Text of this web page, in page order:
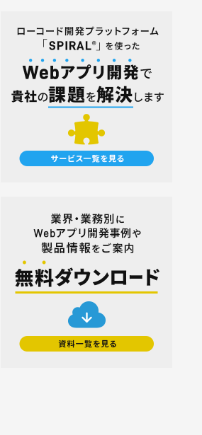
名刺管理
展示会フォローアップ
人事・総務・経理・IR
ストレスチェックサービス
マイナンバートータルソリューション
匿名型通報・相談​窓口システム​
安否確認サービス
バンク・保険・証券・カード）
割賦・クレジット申込電子化
口座開設ソリューション
相談会・来店予約システム
職域営業支援ソリューション
学校・教育
#マーケティング
#メーカー
#メリット・デメリット
#メルマガ
#やまざき調べ
#やまざき調べ・改
#レポート
#事例・活用例
#人事
#効果
#委託・代行
#料金・費用
#業務効率化
#顧客接点DX